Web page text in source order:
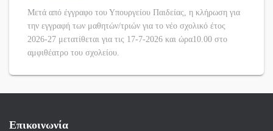
Μετά από έγγραφο του Υπουργείου Παιδείας, η κλήρωση για
την εγγραφή των μαθητών/τριών για το νέο σχολικό έτος
2026-27 μετατίθεται για τις 17-7-2026 και ώρα10.00 στο
αμφιθέατρο του σχολείου.
Επικοινωνία